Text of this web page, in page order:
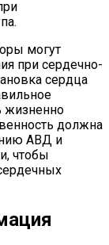
могут
при сердечно-
сердца
жизненно
должна
АВД и
чтобы